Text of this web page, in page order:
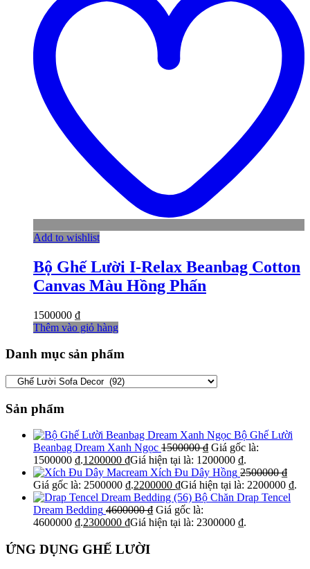
Add to wishlist
Bộ Ghế Lười I-Relax Beanbag Cotton
Canvas Màu Hồng Phấn
1500000 ₫
Thêm vào giỏ hàng
Danh mục sản phẩm
Sản phẩm
Bộ Ghế Lười
Beanbag Dream Xanh Ngọc 1500000₫ Giá gốc là:
1500000 ₫.1200000 ₫Giá hiện tại là: 1200000 ₫.
Xích Đu Dây Hồng 2500000₫
Giá gốc là: 2500000 ₫.2200000 ₫Giá hiện tại là: 2200000 ₫.
Bộ Chăn Drap Tencel
Dream Bedding 4600000₫ Giá gốc là:
4600000 ₫.2300000 ₫Giá hiện tại là: 2300000 ₫.
ỨNG DỤNG GHẾ LƯỜI